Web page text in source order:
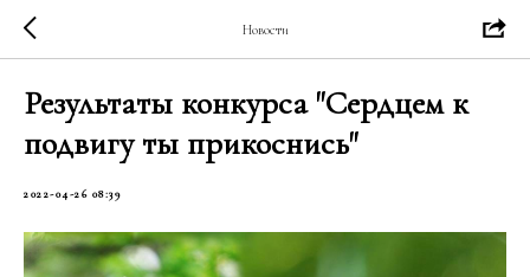
Новости
Результаты конкурса "Сердцем к
подвигу ты прикоснись"
2022-04-26 08:39